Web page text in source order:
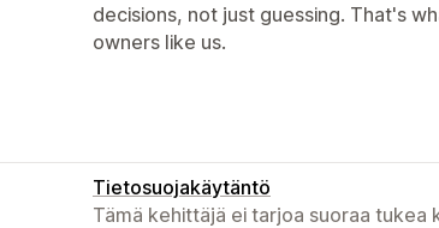
decisions, not just guessing. That's
owners like us.
Tietosuojakäytäntö
Tämä kehittäjä ei tarjoa suoraa tukea